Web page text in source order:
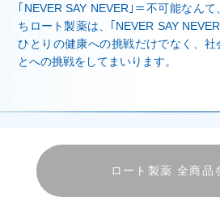
｢NEVER SAY NEVER｣＝不可能なん
ちロート製薬は、｢NEVER SAY
ひとりの健康への挑戦だけでなく、社
とへの挑戦をしてまいります。
ロート製薬 全商品